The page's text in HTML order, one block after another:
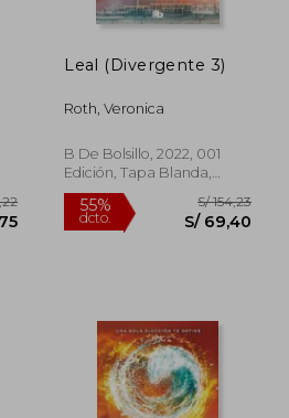
Leal (Divergente 3)
Roth, Veronica
B De Bolsillo, 2022, 001
Edición, Tapa Blanda,
Nuevo